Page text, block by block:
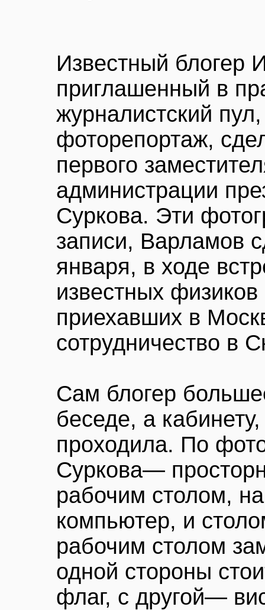
Известный блогер
приглашенный в
журналистский
фоторепортаж,
первого
администрации
Суркова. Эти
записи, Варламов
января, в ходе
известных
приехавших в
сотрудничество в
Сам блогер
беседе, а
проходила. По
Суркова—
рабочим столом,
компьютер, и
рабочим столом
одной стороны
флаг, с другой—